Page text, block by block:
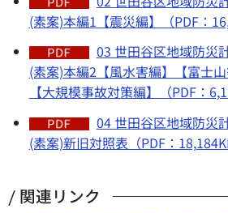
(素案)本編1【震災編】（PDF：
03 世田谷区地域防災
(素案)本編2【風水害編】【富士山
【大規模事故対策編】（PDF：
04 世田谷区地域防災
(素案)新旧対照表（PDF：
関連リンク